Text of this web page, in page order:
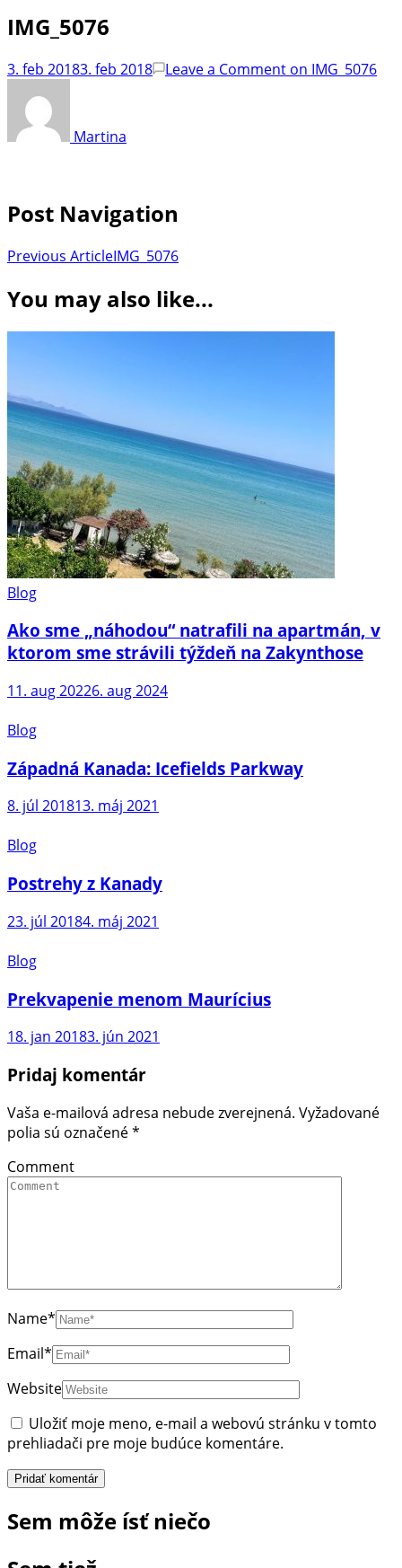
IMG_5076
3. feb 20183. feb 2018 Leave a Comment on IMG_5076
Martina
Post Navigation
Previous ArticleIMG_5076
You may also like...
Blog
Ako sme „náhodou“ natrafili na apartmán, v
ktorom sme strávili týždeň na Zakynthose
11. aug 20226. aug 2024
Blog
Západná Kanada: Icefields Parkway
8. júl 201813. máj 2021
Blog
Postrehy z Kanady
23. júl 20184. máj 2021
Blog
Prekvapenie menom Maurícius
18. jan 20183. jún 2021
Pridaj komentár
Vaša e-mailová adresa nebude zverejnená. Vyžadované
polia sú označené*
Comment
Name*
Email*
Website
Uložiť moje meno, e-mail a webovú stránku v tomto
prehliadači pre moje budúce komentáre.
Sem môže ísť niečo